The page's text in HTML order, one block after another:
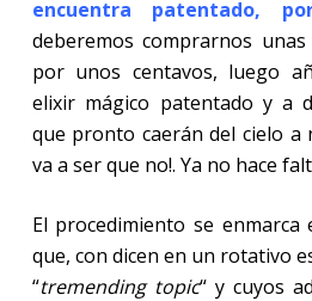
encuentra patentado,
deberemos comprarnos
por unos centavos, luego
elixir mágico patentado y a
que pronto caerán del cielo a
va a ser que no!. Ya no hace
El procedimiento se
que, con dicen en un rotativo
“tremending topic“ y cuyos